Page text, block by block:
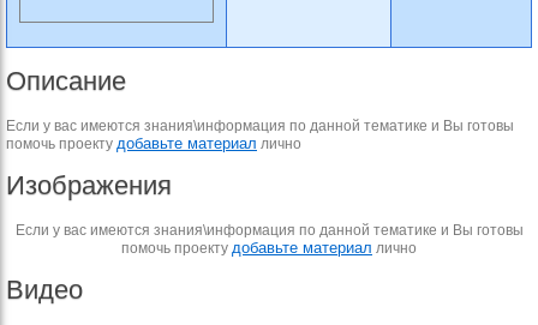
Описание
Если у вас имеются знания\информация по данной тематике и Вы готовы
помочь проекту добавьте материал лично
Изображения
Если у вас имеются знания\информация по данной тематике и Вы готовы
помочь проекту добавьте материал лично
Видео